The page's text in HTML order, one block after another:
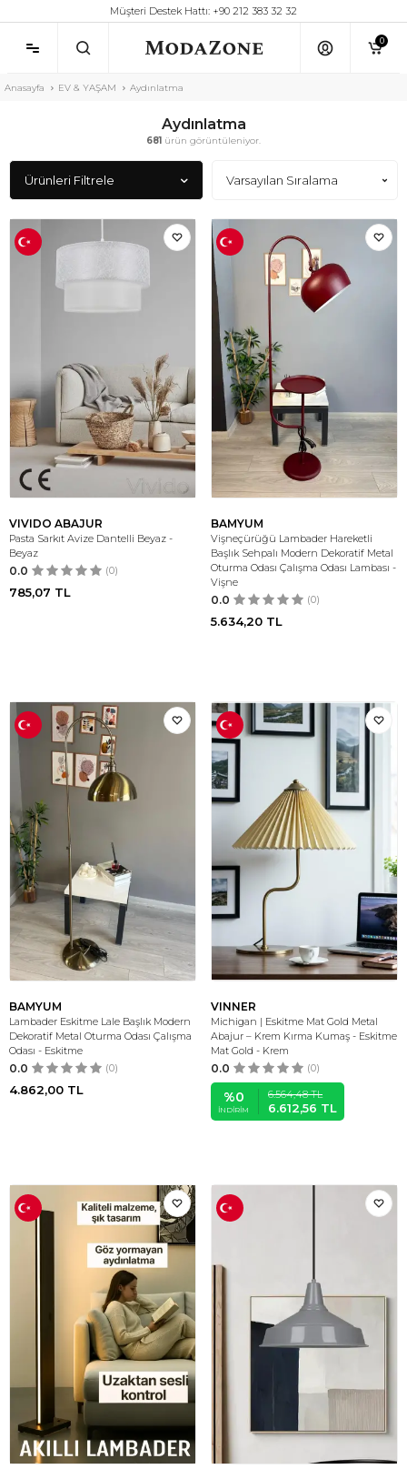
Müşteri Destek Hattı: +90 212 383 32 32
0
Anasayfa EV & YAŞAM Aydınlatma
Aydınlatma
681 ürün görüntüleniyor.
Ürünleri Filtrele
VIVIDO ABAJUR
Pasta Sarkıt Avize Dantelli Beyaz -
Beyaz
0.0 (0)
785,07 TL
BAMYUM
Vişneçürüğü Lambader Hareketli
Başlık Sehpalı Modern Dekoratif Metal
Oturma Odası Çalışma Odası Lambası -
Vişne
0.0 (0)
5.634,20 TL
BAMYUM
Lambader Eskitme Lale Başlık Modern
Dekoratif Metal Oturma Odası Çalışma
Odası - Eskitme
0.0 (0)
4.862,00 TL
VINNER
Michigan | Eskitme Mat Gold Metal
Abajur – Krem Kırma Kumaş - Eskitme
Mat Gold - Krem
0.0 (0)
%0
İNDIRIM
6.564,48TL
6.612,56 TL